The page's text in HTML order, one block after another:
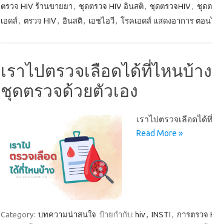
ตรวจ HIV ร้านขายยา , ชุดตรวจ HIV อินสติ, ชุดตรวจHIV, ชุด
เอดส์, ตรวจ HIV, อินสติ, เอชไอวี, โรคเอดส์ แสดงอาการ ตอ
เราไปตรวจเลือดได้ที่ไหนบ้า
ชุดตรวจด้วยตัวเอง
เราไปตรวจเลือดไ
Read More »
Category: บทความน่าสนใจ ป้ายกำกับ: hiv, INSTI , การตรวจ